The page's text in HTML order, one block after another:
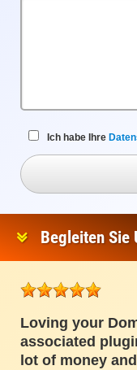
Ich habe Ihre
Begleiten Sie
Loving your
associated
lot of money